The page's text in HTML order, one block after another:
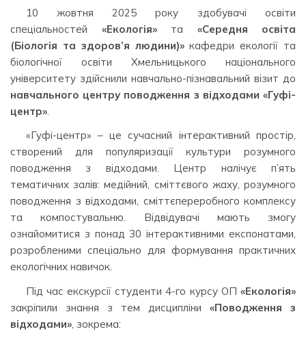
10 жовтня 2025 року здобувачі освіти
спеціальностей «Екологія»та «Середня освіта
(Біологія та здоров’я людини)»кафедри екології та
біологічної освіти Хмельницького національного
університету здійснили навчально-пізнавальний візит до
навчального центру поводження з відходами «Гуфі-
центр».
«Гуфі-центр» – це сучасний інтерактивний простір,
створений для популяризації культури розумного
поводження з відходами. Центр налічує п’ять
тематичних залів: медійний, сміттєвого жаху, розумного
поводження з відходами, сміттєпереробного комплексу
та компостувальню. Відвідувачі мають змогу
ознайомитися з понад 30 інтерактивними експонатами,
розробленими спеціально для формування практичних
екологічних навичок.
Під час екскурсії студенти 4-го курсу ОП «Екологія»
закріпили знання з тем дисципліни «Поводження з
відходами» , зокрема: